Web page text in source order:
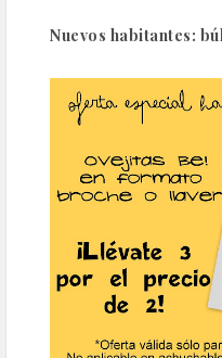
Nuevos habitantes: